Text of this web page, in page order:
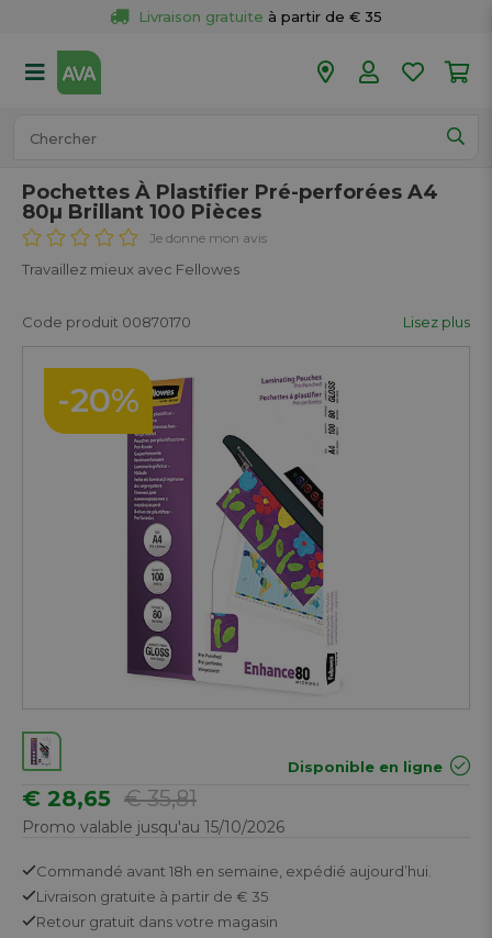
Livraison gratuite à partir de € 35
50 magasins
Pochettes À Plastifier Pré-perforées A4
80µ Brillant 100 Pièces
Je donne mon avis
Travaillez mieux avec Fellowes
Code produit 00870170 Lisez plus
-20%
Disponible en ligne
€ 35,81
€ 28,65
Promo valable jusqu'au 15/10/2026
Commandé avant 18h en semaine, expédié aujourd’hui.
Livraison gratuite à partir de € 35
Retour gratuit dans votre magasin